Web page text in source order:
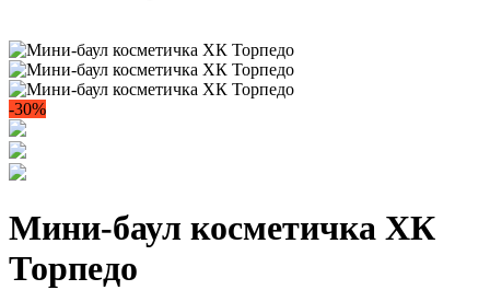
-30%
Мини-баул косметичка ХК
Торпедо